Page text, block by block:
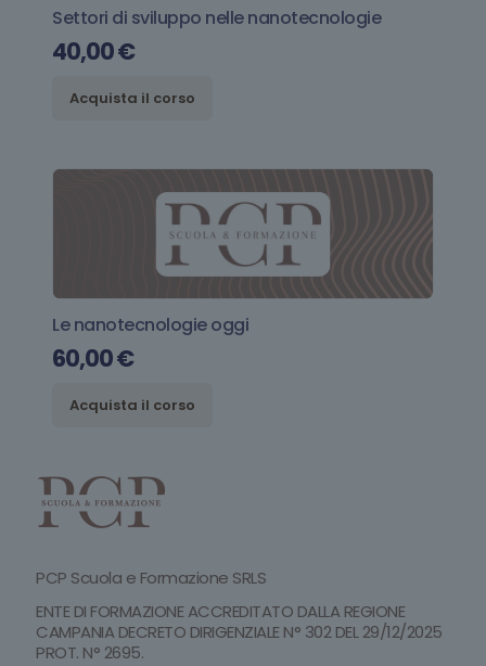
Settori di sviluppo nelle nanotecnologie
40,00€
Acquista il corso
Le nanotecnologie oggi
60,00€
Acquista il corso
PCP Scuola e Formazione SRLS
ENTE DI FORMAZIONE ACCREDITATO DALLA REGIONE
CAMPANIA DECRETO DIRIGENZIALE N° 302 DEL 29/12/2025
PROT. N° 2695.